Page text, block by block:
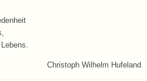
Christoph Wilhelm Hufeland